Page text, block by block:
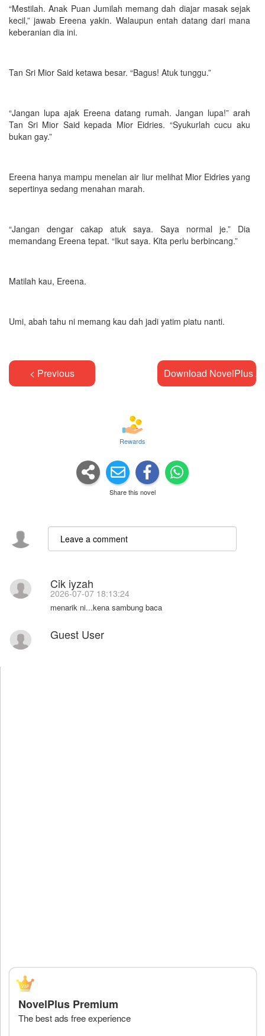
“Mestilah. Anak Puan Jumilah memang dah diajar masak sejak
kecil,” jawab Ereena yakin. Walaupun entah datang dari mana
keberanian dia ini.
Tan Sri Mior Said ketawa besar. “Bagus! Atuk tunggu.”
“Jangan lupa ajak Ereena datang rumah. Jangan lupa!” arah
Tan Sri Mior Said kepada Mior Eidries. “Syukurlah cucu aku
bukan gay.”
Ereena hanya mampu menelan air liur melihat Mior Eidries yang
sepertinya sedang menahan marah.
“Jangan dengar cakap atuk saya. Saya normal je.” Dia
memandang Ereena tepat. “Ikut saya. Kita perlu berbincang.”
Matilah kau, Ereena.
Umi, abah tahu ni memang kau dah jadi yatim piatu nanti.
< Previous Download NovelPlus
Rewards
Share this novel
Cik iyzah
2026-07-07 18:13:24
menarik ni...kena sambung baca
Guest User
NovelPlus Premium
The best ads free experience